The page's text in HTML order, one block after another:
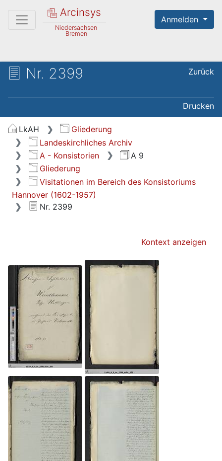
Arcinsys
Niedersachsen
Bremen
Anmelden
Nr. 2399 Zurück
Drucken
LkAH
Gliederung
Landeskirchliches Archiv
A - Konsistorien
A 9
Gliederung
Visitationen im Bereich des Konsistoriums
Hannover (1602-1957)
Nr. 2399
Kontext anzeigen